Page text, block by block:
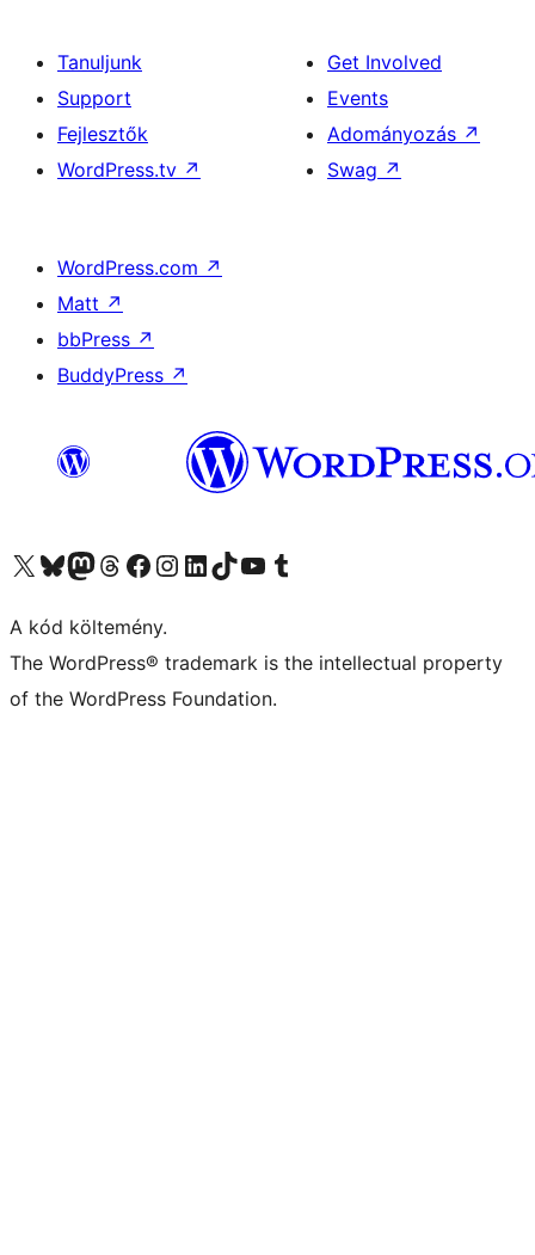
Tanuljunk
Support
Fejlesztők
WordPress.tv ↗
Get Involved
Events
Adományozás ↗
Swag ↗
WordPress.com ↗
Matt ↗
bbPress ↗
BuddyPress ↗
Visit our X (formerly Twitter) account
Visit our Bluesky account
Twitter csatornánk
Visit our Threads account
Facebook oldalunk megtekintése
Visit our Instagram account
Visit our LinkedIn account
Visit our TikTok account
Visit our YouTube channel
Visit our Tumblr account
A kód költemény.
The WordPress® trademark is the intellectual property
of the WordPress Foundation.